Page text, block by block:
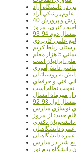
آموزش و پرورش
دکتري، امروز
دوم 94-93
علمي کاربردي
رباط کريم
معلم
ايرانيان است
دانش‌آموزي
به روستائيان
نظام است
از مهرماه امسال
اول 93-92
جديد؛ از امروز
دانشجويان دکتري
عمره دانشگاهيان
دانشگاهيان
شير در مدارس
پیام نور